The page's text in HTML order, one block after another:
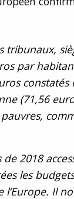
tribunaux,
par
(71,56
2018
les
l’Europe. Il